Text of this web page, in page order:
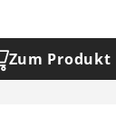
Zum Produkt